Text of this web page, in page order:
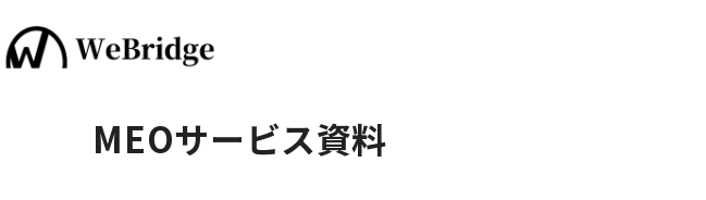
MEOサービス資料